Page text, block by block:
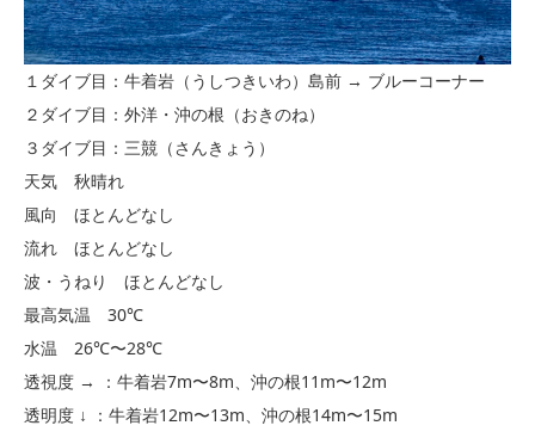
１ダイブ目：牛着岩（うしつきいわ）島前 → ブルーコーナー
２ダイブ目：外洋・沖の根（おきのね）
３ダイブ目：三競（さんきょう）
天気 秋晴れ
風向 ほとんどなし
流れ ほとんどなし
波・うねり ほとんどなし
最高気温 30℃
水温 26℃〜28℃
透視度 → ：牛着岩7m〜8m、沖の根11m〜12m
透明度 ↓ ：牛着岩12m〜13m、沖の根14m〜15m